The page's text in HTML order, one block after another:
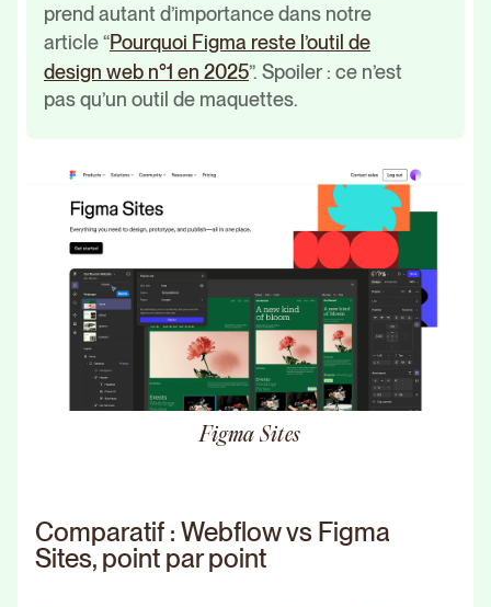
prend autant d’importance dans notre
article “Pourquoi Figma reste l’outil de
design web n°1 en 2025”. Spoiler : ce n’est
pas qu’un outil de maquettes.
Figma Sites
Comparatif : Webflow vs Figma
Sites, point par point